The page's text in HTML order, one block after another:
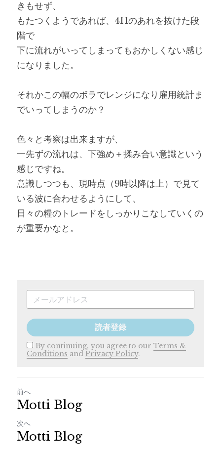
きもせず、
もたつくようであれば、4Hのあれを抜けた段
階で
下に流れがいってしまってもおかしくない感じ
になりました。
それかこの幅のボラでレンジになり雇用統計ま
でいってしまうのか？
色々と考察は出来ますが、
一先ずの流れは、下強め＋揉み合い意識という
感じですね。
意識しつつも、現時点（9時以降は上）で見て
いる波に合わせるようにして、
日々の糧のトレードをしっかりこなしていくの
が重要かなと。
読者登録
By continuing, you agree to our Terms &
Conditions and Privacy Policy.
前へ
Motti Blog
次へ
Motti Blog